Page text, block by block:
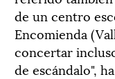
de un centro
Encomienda
concertar
de escándalo",